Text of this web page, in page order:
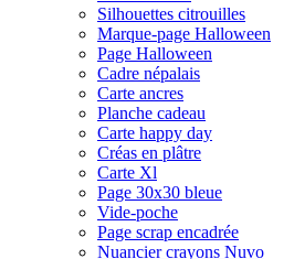
Silhouettes citrouilles
Marque-page Halloween
Page Halloween
Cadre népalais
Carte ancres
Planche cadeau
Carte happy day
Créas en plâtre
Carte Xl
Page 30x30 bleue
Vide-poche
Page scrap encadrée
Nuancier crayons Nuvo